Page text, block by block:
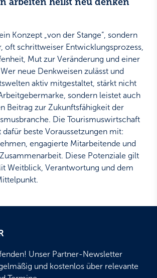
Konzept „von der Stange“, sondern
oft schrittweiser Entwicklungsprozess,
Mut zur Veränderung und einer
neue Denkweisen zulässt und
aktiv mitgestaltet, stärkt nicht
sondern leistet auch
Beitrag zur Zukunftsfähigkeit der
Die Tourismuswirtschaft
dafür beste Voraussetzungen mit:
engagierte Mitarbeitende und
Diese Potenziale gilt
Weitblick, Verantwortung und dem
Unser Partner-Newsletter
und kostenlos über relevante